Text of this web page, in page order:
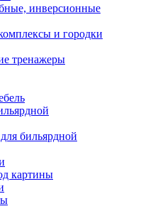
инверсионные
и городки
тренажеры
бильярдной
картины